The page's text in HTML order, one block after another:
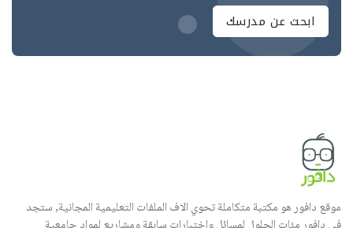
ابحث عن مدرسك
موقع دافور هو مكتبة متكاملة تحوي الاف الملفات التعليمية المجانية, ستجد